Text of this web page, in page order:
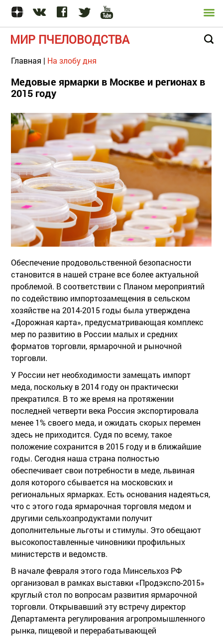
МИР ПЧЕЛОВОДСТВА
Главная | На злобу дня
Медовые ярмарки в Москве и регионах в
2015 году
Обеспечение продовольственной безопасности
становится в нашей стране все более актуальной
проблемой. В соответствии с Планом мероприятий
по содействию импортозамещения в сельском
хозяйстве на 2014-2015 годы была утверждена
«Дорожная карта», предусматривающая комплекс
мер по развитию в России малых и средних
форматов торговли, ярмарочной и рыночной
торговли.
У России нет необходимости замещать импорт
меда, поскольку в 2014 году он практически
прекратился. В то же время на протяжении
последней четверти века Россия экспортировала
менее 1% своего меда, и ожидать скорых перемен
здесь не приходится. Судя по всему, такое
положение сохранится в 2015 году и в ближайшие
годы. Сегодня наша страна полностью
обеспечивает свои потребности в меде, львиная
доля которого сбывается на московских и
региональных ярмарках. Есть основания надеяться,
что с этого года ярмарочная торговля медом и
другими сельхозпродуктами получит
дополнительные льготы и стимулы. Это обещают
высокопоставленные чиновники профильных
министерств и ведомств.
В начале февраля этого года Минсельхоз РФ
организовал в рамках выставки «Продэкспо-2015»
круглый стол по вопросам развития ярмарочной
торговли. Открывавший эту встречу директор
Департамента регулирования агропромышленного
рынка, пищевой и перерабатывающей